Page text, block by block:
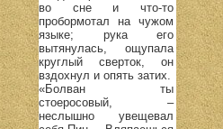
во сне и что-то
пробормотал на чужом
языке; рука его
вытянулась, ощупала
круглый сверток, он
вздохнул и опять затих.
«Болван ты
стоеросовый, –
неслышно увещевал